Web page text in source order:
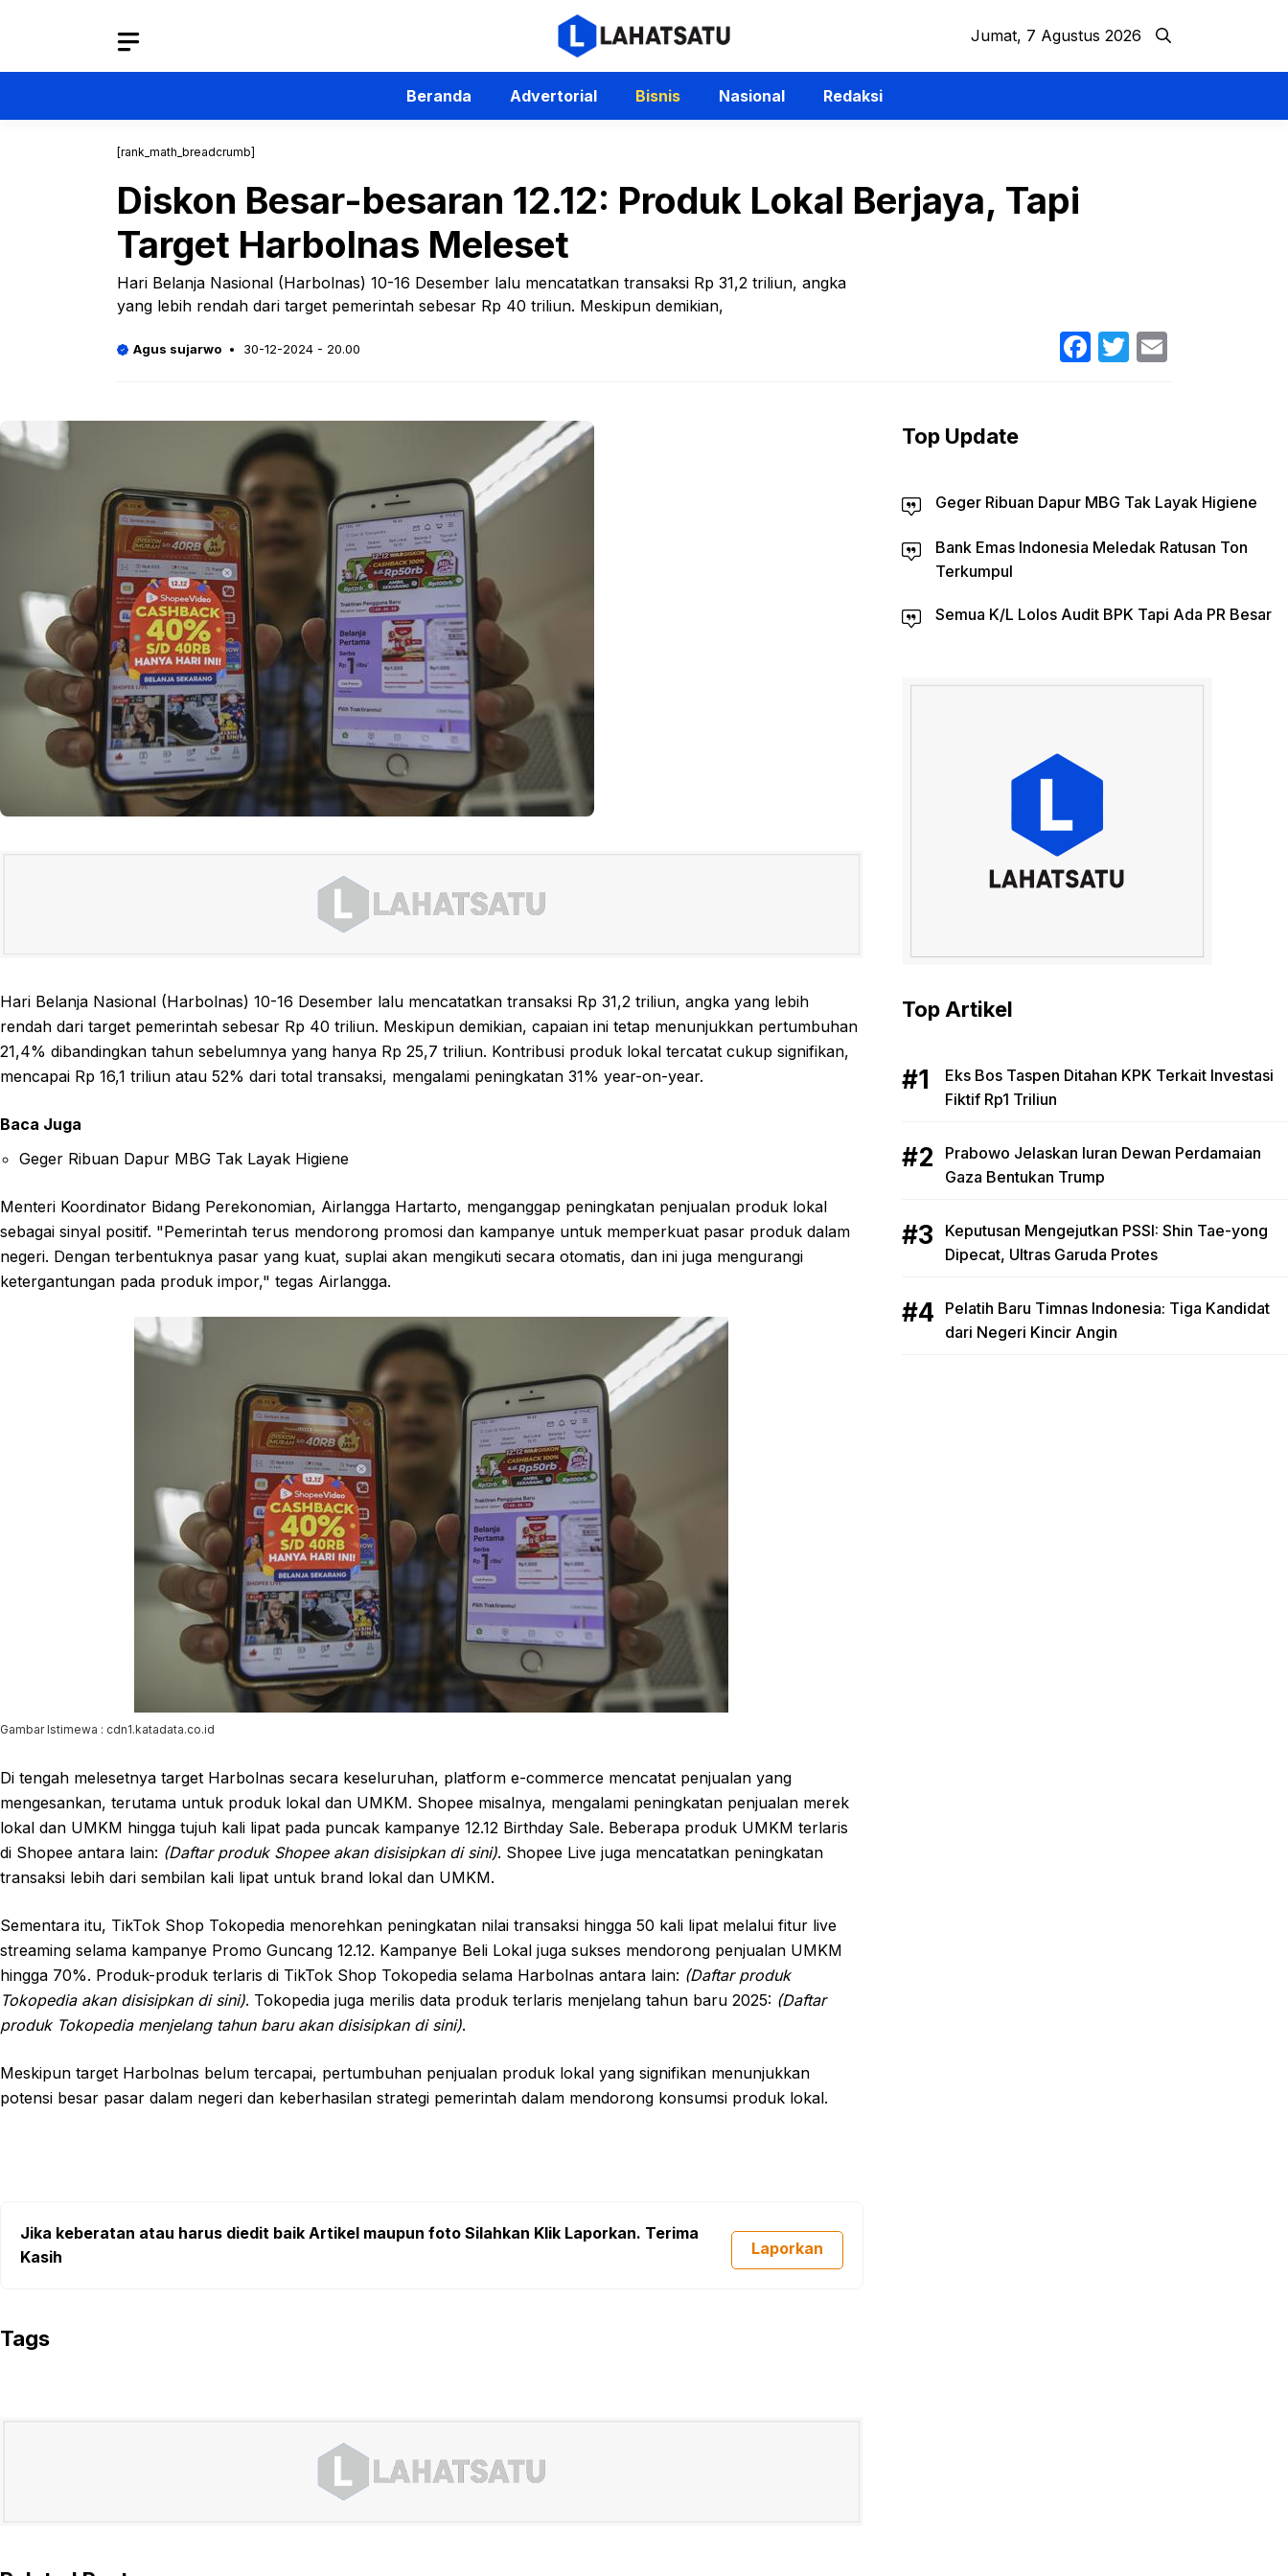
Jumat, 7 Agustus 2026
Beranda Advertorial Bisnis Nasional Redaksi
[rank_math_breadcrumb]
Diskon Besar-besaran 12.12: Produk Lokal Berjaya, Tapi
Target Harbolnas Meleset
Hari Belanja Nasional (Harbolnas) 10-16 Desember lalu mencatatkan transaksi Rp 31,2 triliun, angka
yang lebih rendah dari target pemerintah sebesar Rp 40 triliun. Meskipun demikian,
Agus sujarwo 30-12-2024 - 20.00 Facebook
Twitter
Hari Belanja Nasional (Harbolnas) 10-16 Desember lalu mencatatkan transaksi Rp 31,2 triliun, angka yang lebih
rendah dari target pemerintah sebesar Rp 40 triliun. Meskipun demikian, capaian ini tetap menunjukkan pertumbuhan
21,4% dibandingkan tahun sebelumnya yang hanya Rp 25,7 triliun. Kontribusi produk lokal tercatat cukup signifikan,
mencapai Rp 16,1 triliun atau 52% dari total transaksi, mengalami peningkatan 31% year-on-year.
Baca Juga
Geger Ribuan Dapur MBG Tak Layak Higiene
Menteri Koordinator Bidang Perekonomian, Airlangga Hartarto, menganggap peningkatan penjualan produk lokal
sebagai sinyal positif. "Pemerintah terus mendorong promosi dan kampanye untuk memperkuat pasar produk dalam
negeri. Dengan terbentuknya pasar yang kuat, suplai akan mengikuti secara otomatis, dan ini juga mengurangi
ketergantungan pada produk impor," tegas Airlangga.
Gambar Istimewa : cdn1.katadata.co.id
Di tengah melesetnya target Harbolnas secara keseluruhan, platform e-commerce mencatat penjualan yang
mengesankan, terutama untuk produk lokal dan UMKM. Shopee misalnya, mengalami peningkatan penjualan merek
lokal dan UMKM hingga tujuh kali lipat pada puncak kampanye 12.12 Birthday Sale. Beberapa produk UMKM terlaris
di Shopee antara lain: (Daftar produk Shopee akan disisipkan di sini). Shopee Live juga mencatatkan peningkatan
transaksi lebih dari sembilan kali lipat untuk brand lokal dan UMKM.
Sementara itu, TikTok Shop Tokopedia menorehkan peningkatan nilai transaksi hingga 50 kali lipat melalui fitur live
streaming selama kampanye Promo Guncang 12.12. Kampanye Beli Lokal juga sukses mendorong penjualan UMKM
hingga 70%. Produk-produk terlaris di TikTok Shop Tokopedia selama Harbolnas antara lain: (Daftar produk
Tokopedia akan disisipkan di sini). Tokopedia juga merilis data produk terlaris menjelang tahun baru 2025: (Daftar
produk Tokopedia menjelang tahun baru akan disisipkan di sini).
Meskipun target Harbolnas belum tercapai, pertumbuhan penjualan produk lokal yang signifikan menunjukkan
potensi besar pasar dalam negeri dan keberhasilan strategi pemerintah dalam mendorong konsumsi produk lokal.
Jika keberatan atau harus diedit baik Artikel maupun foto Silahkan Klik Laporkan. Terima
Kasih
Laporkan
Tags
Top Update
Geger Ribuan Dapur MBG Tak Layak Higiene
Bank Emas Indonesia Meledak Ratusan Ton
Terkumpul
Semua K/L Lolos Audit BPK Tapi Ada PR Besar
Top Artikel
Eks Bos Taspen Ditahan KPK Terkait Investasi
Fiktif Rp1 Triliun
Prabowo Jelaskan Iuran Dewan Perdamaian
Gaza Bentukan Trump
Keputusan Mengejutkan PSSI: Shin Tae-yong
Dipecat, Ultras Garuda Protes
Pelatih Baru Timnas Indonesia: Tiga Kandidat
dari Negeri Kincir Angin